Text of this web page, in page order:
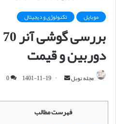
موبایل تکنولوژی و دیجیتال
دوربین و قیمت
مجله نوبل
س
ا
1401-11-19
0
فهرست مطالب